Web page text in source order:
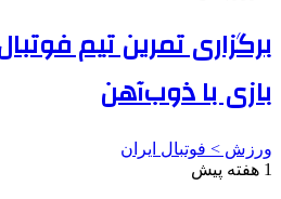
برگزاری تمرین تیم
بازی با ذوب‌آهن
ورزش > فوتبال ایران
1 هفته پیش